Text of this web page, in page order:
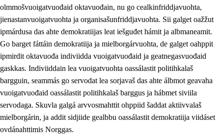
2. Oahppama prinsihpat, ovdáneapmi ja oahppahábmen
2.1 Sosiála oahppan ja ovdáneapmi
2.2 Gealbu fágain
2.3 Vuođđogálggat
2.4 Oahppat oahppat
olmmošvuoigatvuođaid oktavuođain, nu go cealkinfriddjavuohta,
jienastanvuoigatvuohta ja organisašunfriddjavuohta. Sii galget oažžut
ipmárdusa das ahte demokratiijas leat iešguđet hámit ja albmaneamit.
Go barget fáttáin demokratiija ja mielborgárvuohta, de galget oahppit
ipmirdit oktavuođa indiviidda vuoigatvuođaid ja geatnegasvuođaid
gaskkas. Indiviiddain lea vuoigatvuohta oassálastit politihkalaš
bargguin, seammás go servodat lea sorjavaš das ahte álbmot geavaha
vuoigatvuođaid oassálastit politihkalaš barggus ja hábmet siviila
servodaga. Skuvla galgá arvvosmahttit ohppiid šaddat aktiivvalaš
mielborgárin, ja addit sidjiide gealbbu oassálastit demokratiija viidáset
ovdánahttimis Norggas.